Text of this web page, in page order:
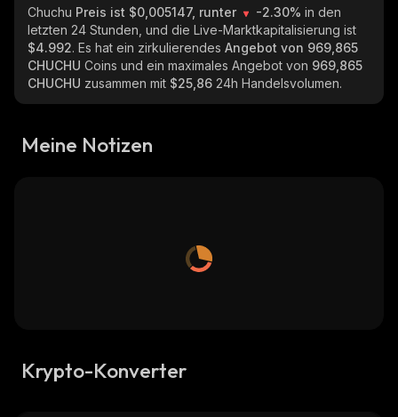
Chuchu Preis ist $0,005147, runter -2.30% in den
letzten 24 Stunden, und die Live-Marktkapitalisierung ist
$4.992. Es hat ein zirkulierendes Angebot von 969,865
CHUCHU Coins und ein maximales Angebot von 969,865
CHUCHU zusammen mit $25,86 24h Handelsvolumen.
Meine Notizen
Krypto-Konverter